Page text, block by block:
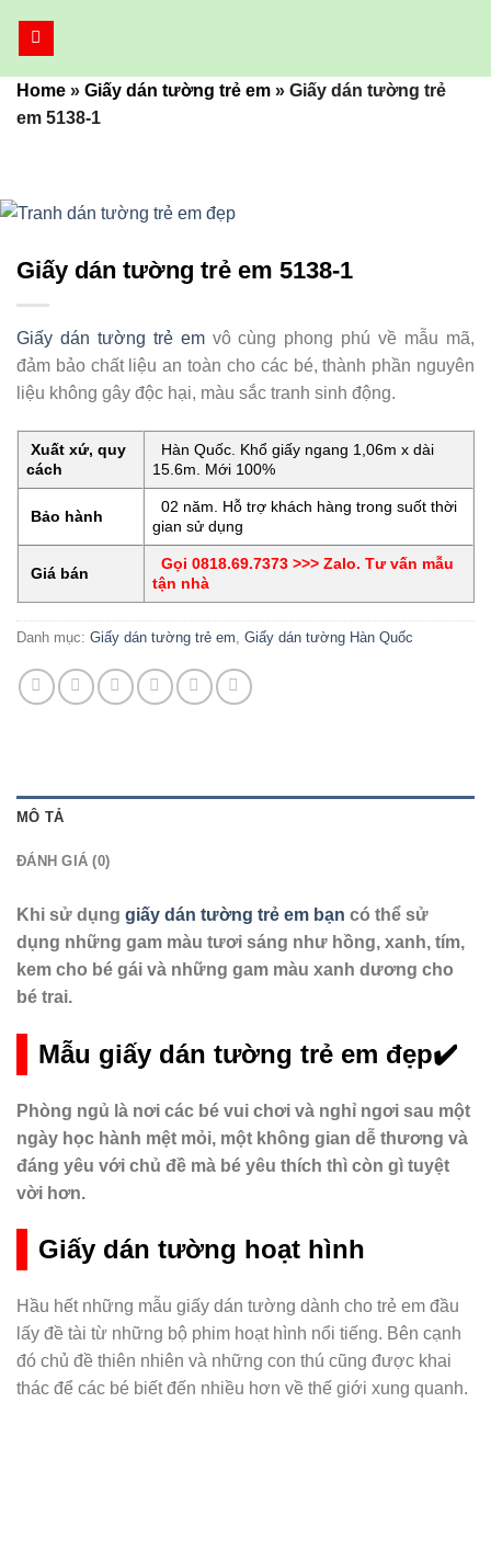
dungHome » Giấy dán tường trẻ em » Giấy dán tường trẻ
em 5138-1
Giấy dán tường trẻ em 5138-1
Giấy dán tường trẻ emvô cùng phong phú về mẫu mã,
đảm bảo chất liệu an toàn cho các bé, thành phần nguyên
liệu không gây độc hại, màu sắc tranh sinh động.
Xuất xứ, quy
cách
Hàn Quốc. Khổ giấy ngang 1,06m x dài
15.6m. Mới 100%
Bảo hành
02 năm. Hỗ trợ khách hàng trong suốt thời
gian sử dụng
Giá bán
Gọi 0818.69.7373 >>> Zalo. Tư vấn mẫu
tận nhà
Danh mục: Giấy dán tường trẻ em Giấy dán tường Hàn Quốc
MÔ TẢ
ĐÁNH GIÁ (0)
Khi sử dụng giấy dán tường trẻ em bạn có thể sử
dụng những gam màu tươi sáng như hồng, xanh, tím,
kem cho bé gái và những gam màu xanh dương cho
bé trai.
Mẫu giấy dán tường trẻ em đẹp✔️
Phòng ngủ là nơi các bé vui chơi và nghỉ ngơi sau một
ngày học hành mệt mỏi, một không gian dễ thương và
đáng yêu với chủ đề mà bé yêu thích thì còn gì tuyệt
vời hơn.
Giấy dán tường hoạt hình
Hầu hết những mẫu giấy dán tường dành cho trẻ em đầu
lấy đề tài từ những bộ phim hoạt hình nổi tiếng. Bên cạnh
đó chủ đề thiên nhiên và những con thú cũng được khai
thác để các bé biết đến nhiều hơn về thế giới xung quanh.